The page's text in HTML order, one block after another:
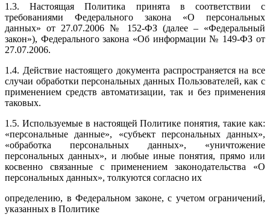
1.3. Настоящая Политика принята в соответствии с
требованиями Федерального закона «О персональных
данных» от 27.07.2006 № 152-ФЗ (далее – «Федеральный
закон»), Федерального закона «Об информации № 149-ФЗ от
27.07.2006.
1.4. Действие настоящего документа распространяется на все
случаи обработки персональных данных Пользователей, как с
применением средств автоматизации, так и без применения
таковых.
1.5. Используемые в настоящей Политике понятия, такие как:
«персональные данные», «субъект персональных данных»,
«обработка персональных данных», «уничтожение
персональных данных», и любые иные понятия, прямо или
косвенно связанные с применением законодательства «О
персональных данных», толкуются согласно их
определению, в Федеральном законе, с учетом ограничений,
указанных в Политике